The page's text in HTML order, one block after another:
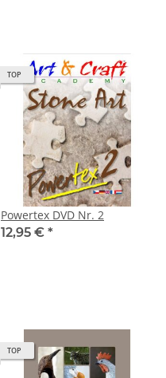
TOP
Powertex DVD Nr. 2
12,95 € *
TOP